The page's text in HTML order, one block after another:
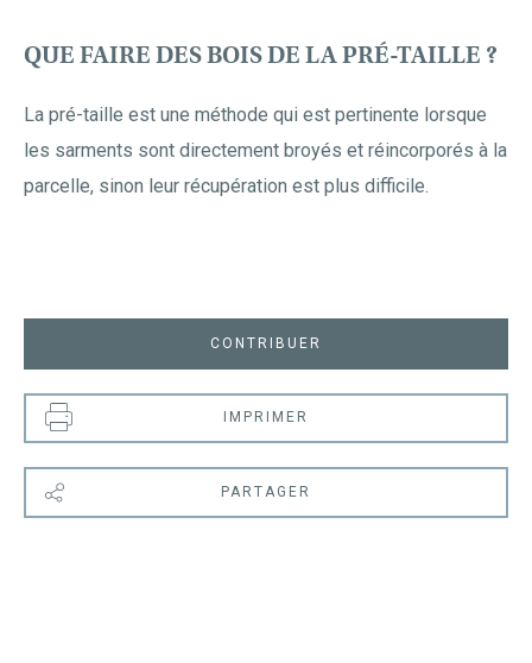
QUE FAIRE DES BOIS DE LA PRÉ-TAILLE ?
La pré-taille est une méthode qui est pertinente lorsque
les sarments sont directement broyés et réincorporés à la
parcelle, sinon leur récupération est plus difficile.
CONTRIBUER
IMPRIMER
PARTAGER